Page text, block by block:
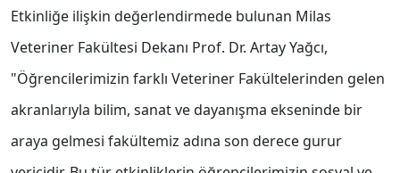
Etkinliğe ilişkin değerlendirmede bulunan Milas
Veteriner Fakültesi Dekanı Prof. Dr. Artay Yağcı,
"Öğrencilerimizin farklı Veteriner Fakültelerinden gelen
akranlarıyla bilim, sanat ve dayanışma ekseninde bir
araya gelmesi fakültemiz adına son derece gurur